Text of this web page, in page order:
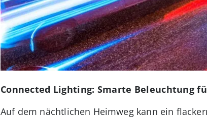
Connected Lighting: Smarte Beleuchtung
Auf dem nächtlichen Heimweg kann ein